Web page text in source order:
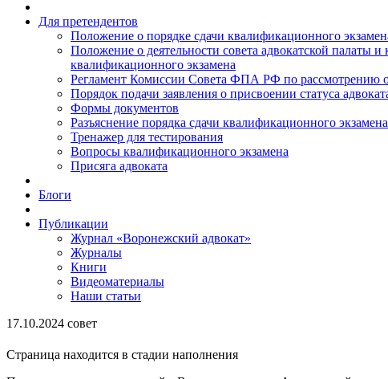
Для претендентов
Положение о порядке сдачи квалификационного
Положение о деятельности совета адвокатской палаты
квалификационного экзамена
Регламент Комиссии Совета ФПА РФ по рассмотрению
Порядок подачи заявления о присвоении статуса
Формы документов
Разъяснение порядка сдачи квалификационного экзамена
Тренажер для тестирования
Вопросы квалификационного экзамена
Присяга адвоката
Блоги
Публикации
Журнал «Воронежский адвокат»
Журналы
Книги
Видеоматериалы
Наши статьи
17.10.2024 совет
Страница находится в стадии наполнения